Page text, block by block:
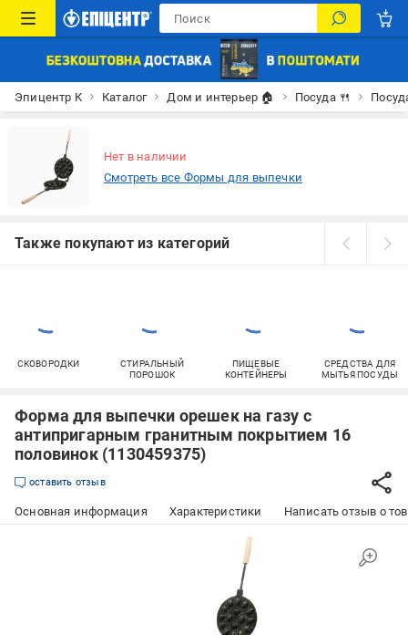
Эпицентр К Каталог Дом и интерьер 🏠 Посуда 🍴
Нет в наличии
Смотреть все Формы для выпечки
Также покупают из категорий
СКОВОРОДКИ
СТИРАЛЬНЫЙ
ПОРОШОК
ПИЩЕВЫЕ
КОНТЕЙНЕРЫ
СРЕДСТВА ДЛЯ
МЫТЬЯ ПОСУДЫ
Форма для выпечки орешек на газу с
антипригарным гранитным покрытием 16
половинок (1130459375)
оставить отзыв
Основная информация Характеристики Написать отзыв о